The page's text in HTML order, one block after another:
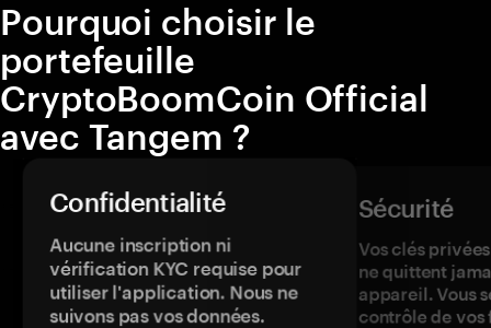
Pourquoi choisir le
portefeuille
CryptoBoomCoin Official
avec Tangem ?
Confidentialité
Aucune inscription ni
vérification KYC requise pour
utiliser l'application. Nous ne
suivons pas vos données.
Sécurité
Vos clés
ne quittent
appareil. Vous
contrôle de vos